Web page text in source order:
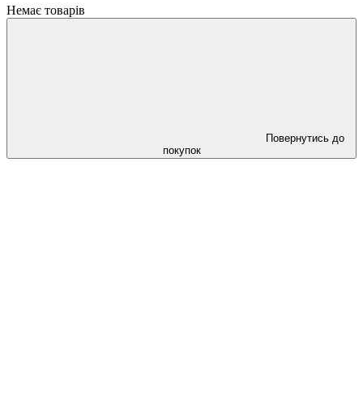
Немає товарів
Повернутись до
покупок